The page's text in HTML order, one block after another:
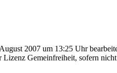
2007 um 13:25 Uhr
Gemeinfreiheit, sofern nicht